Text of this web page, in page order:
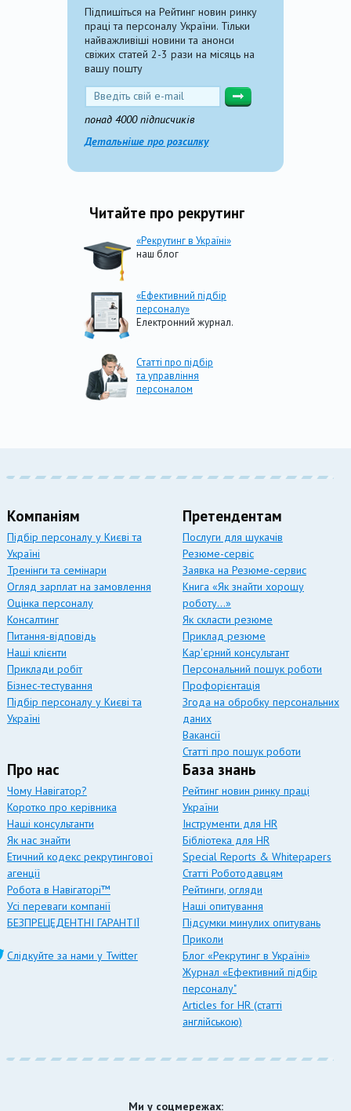
Підпишіться на Рейтинг новин ринку
праці та персоналу України. Тільки
найважливіші новини та анонси
свіжих статей 2-3 рази на місяць на
вашу пошту
понад 4000 підписчиків
Детальніше про розсилку
Читайте про рекрутинг
«Рекрутинг в Україні»
наш блог
«Ефективний підбір
персоналу»
Електронний журнал.
Статті про підбір
та управління
персоналом
Компаніям
Підбір персоналу у Києві та
Україні
Тренінги та семінари
Огляд зарплат на замовлення
Оцінка персоналу
Консалтинг
Питання-відповідь
Наші клієнти
Приклади робіт
Бізнес-тестування
Підбір персоналу у Києві та
Україні
Претендентам
Послуги для шукачів
Резюме-сервіс
Заявка на Резюме-сервис
Книга «Як знайти хорошу
роботу…»
Як скласти резюме
Приклад резюме
Кар'єрний консультант
Персональний пошук роботи
Профорієнтація
Згода на обробку персональних
даних
Вакансії
Статті про пошук роботи
Про нас
Чому Навігатор?
Коротко про керівника
Наші консультанти
Як нас знайти
Етичний кодекс рекрутингової
агенції
Робота в Навігаторі™
Усі переваги компанії
БЕЗПРЕЦЕДЕНТНІ ГАРАНТІЇ
Слідкуйте за нами у Twitter
База знань
Рейтинг новин ринку праці
України
Інструменти для HR
Бібліотека для HR
Special Reports & Whitepapers
Статті Роботодавцям
Рейтинги, огляди
Наші опитування
Підсумки минулих опитувань
Приколи
Блог «Рекрутинг в Україні»
Журнал «Ефективний підбір
персоналу"
Articles for HR (статті
англійською)
Ми у соцмережах: